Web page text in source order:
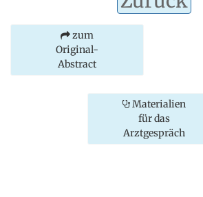
zum
Original-
Abstract
Materialien
für das
Arztgespräch